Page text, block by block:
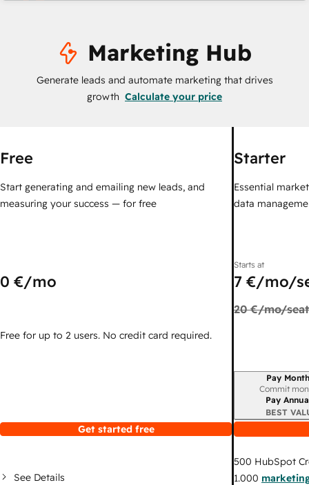
Marketing Hub
Generate leads and automate marketing that drives
growth Calculate your price
Free
Start generating and emailing new leads, and
measuring your success — for free
0 €/mo
Free for up to 2 users. No credit card required.
Get started free
See Details
Starter
Essential
data
Starts at
7 €/mo/
20 €/mo/seat
Billing period
Pay
Commit
Pay
BEST
500 HubSpot
1.000